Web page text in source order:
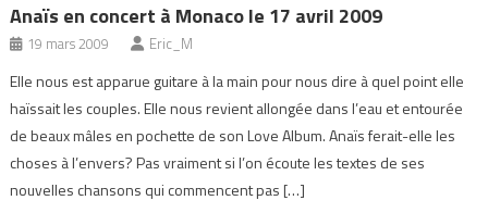
Anaïs en concert à Monaco le 17 avril 2009
19 mars 2009 Eric_M
Elle nous est apparue guitare à la main pour nous dire à quel point elle
haïssait les couples. Elle nous revient allongée dans l’eau et entourée
de beaux mâles en pochette de son Love Album. Anaïs ferait-elle les
choses à l’envers? Pas vraiment si l’on écoute les textes de ses
nouvelles chansons qui commencent pas […]